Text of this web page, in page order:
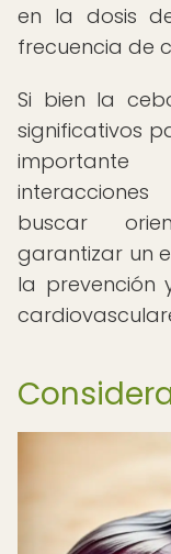
en la dosis
frecuencia de
Si bien la
significativos
importante
buscar
garantizar un
la prevención